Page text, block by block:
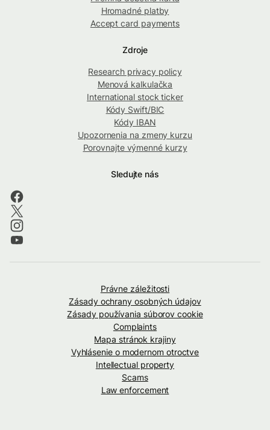
Hromadné platby
Accept card payments
Zdroje
Research privacy policy
Menová kalkulačka
International stock ticker
Kódy Swift/BIC
Kódy IBAN
Upozornenia na zmeny kurzu
Porovnajte výmenné kurzy
Sledujte nás
Právne záležitosti
Zásady ochrany osobných údajov
Zásady používania súborov cookie
Complaints
Mapa stránok krajiny
Vyhlásenie o modernom otroctve
Intellectual property
Scams
Law enforcement